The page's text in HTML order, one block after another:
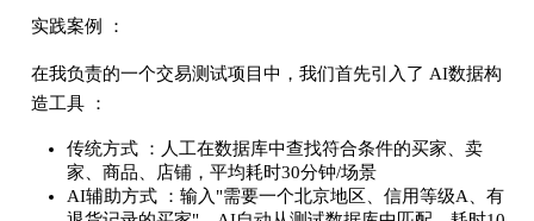
实践案例 ：
在我负责的一个交易测试项目中，我们首先引入了 AI数据构
造工具 ：
传统方式 ：人工在数据库中查找符合条件的买家、卖
家、商品、店铺，平均耗时30分钟/场景
AI辅助方式 ：输入"需要一个北京地区、信用等级A、有